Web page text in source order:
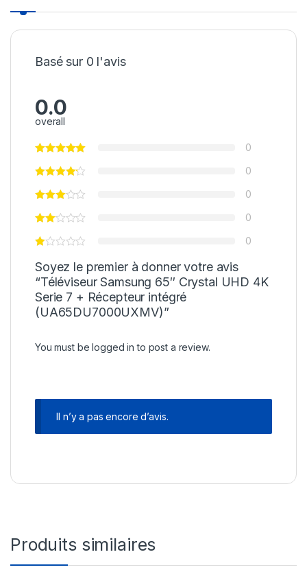
Basé sur 0 l'avis
0.0
overall
0
0
0
0
0
Soyez le premier à donner votre avis
“Téléviseur Samsung 65″ Crystal UHD 4K
Serie 7 + Récepteur intégré
(UA65DU7000UXMV)”
You must belogged in to post a review.
Il n’y a pas encore d’avis.
Produits similaires